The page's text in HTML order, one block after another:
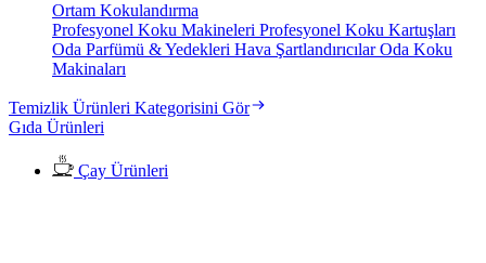
Ortam Kokulandırma
Profesyonel Koku Makineleri Profesyonel Koku Kartuşları
Oda Parfümü & Yedekleri Hava ŞartlandırıcılarOda Koku
Makinaları
Temizlik Ürünleri Kategorisini Gör
Gıda Ürünleri
Çay Ürünleri